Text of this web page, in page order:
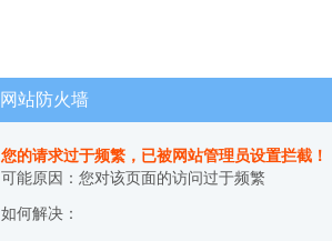
网站防火墙
您的请求过于频繁，已被网站管理员设置拦截！
可能原因：您对该页面的访问过于频繁
如何解决：